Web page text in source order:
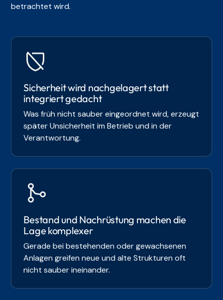
betrachtet wird.
Sicherheit wird nachgelagert statt
integriert gedacht
Was früh nicht sauber eingeordnet wird, erzeugt
später Unsicherheit im Betrieb und in der
Verantwortung.
Bestand und Nachrüstung machen die
Lage komplexer
Gerade bei bestehenden oder gewachsenen
Anlagen greifen neue und alte Strukturen oft
nicht sauber ineinander.